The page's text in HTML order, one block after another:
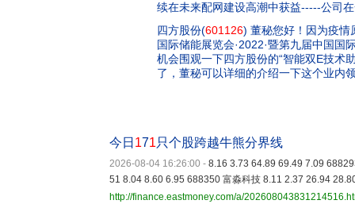
续在未来配网建设高潮中获益-----公司
四方股份(601126) 董秘您好！因为疫情
国际储能展览会·2022·暨第九届中国国
机会围观一下四方股份的“智能双E技术
了，董秘可以详细的介绍一下这个业内
今日 171只个股跨越牛熊分界线
2026-08-04 16:26:00 - 8.16 3.73 64.89 69.49 7.09
51 8.04 8.60 6.95 688350 富淼科技 8.11 2.37 26.94
http://finance.eastmoney.com/a/